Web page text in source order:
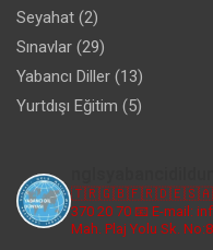
Seyahat (2)
Sınavlar (29)
Yabancı Diller (13)
Yurtdışı Eğitim (5)
370 20 70 📧 E-mail:
Mah. Plaj Yolu Sk.